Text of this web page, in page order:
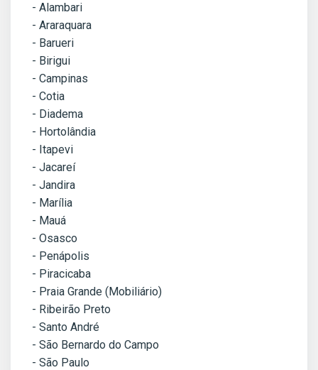
- Alambari
- Araraquara
- Barueri
- Birigui
- Campinas
- Cotia
- Diadema
- Hortolândia
- Itapevi
- Jacareí
- Jandira
- Marília
- Mauá
- Osasco
- Penápolis
- Piracicaba
- Praia Grande (Mobiliário)
- Ribeirão Preto
- Santo André
- São Bernardo do Campo
- São Paulo